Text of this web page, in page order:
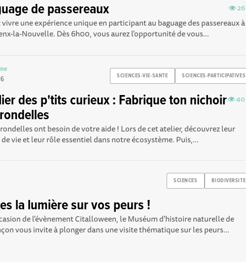
26
de passereaux
vivre une expérience unique en participant au baguage des passereaux à
la-Nouvelle. Dès 6h00, vous aurez l'opportunité de vous...
SCIENCES-VIE-SANTE SCIENCES-PARTICIPATIVES
40
des p'tits curieux : Fabrique ton nichoir
ont besoin de votre aide ! Lors de cet atelier, découvrez leur
vie et leur rôle essentiel dans notre écosystème. Puis,...
SCIENCES BIODIVERSITE
la lumière sur vos peurs !
de l'évènement Citalloween, le Muséum d'histoire naturelle de
vous invite à plonger dans une visite thématique sur les peurs...